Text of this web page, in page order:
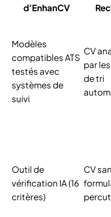
d’EnhanCV
Modèles
compatibles ATS
testés avec
systèmes de
suivi
CV
par
de tri
Outil de
vérification IA (16
critères)
CV